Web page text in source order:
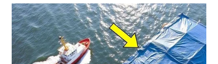
WN
BORNEO
Wahana
Media
Group